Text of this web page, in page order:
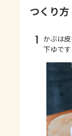
つくり方
1 かぶは
下ゆです